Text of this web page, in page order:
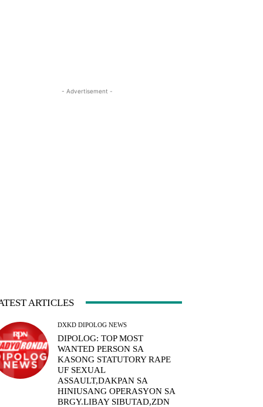
- Advertisement -
ARTICLES
DXKD DIPOLOG NEWS
DIPOLOG: TOP MOST
WANTED PERSON SA
KASONG STATUTORY RAPE
UF SEXUAL
ASSAULT,DAKPAN SA
HINIUSANG OPERASYON SA
BRGY.LIBAY SIBUTAD,ZDN